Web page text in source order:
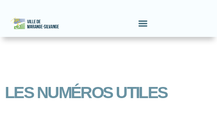
LES NUMÉROS UTILES